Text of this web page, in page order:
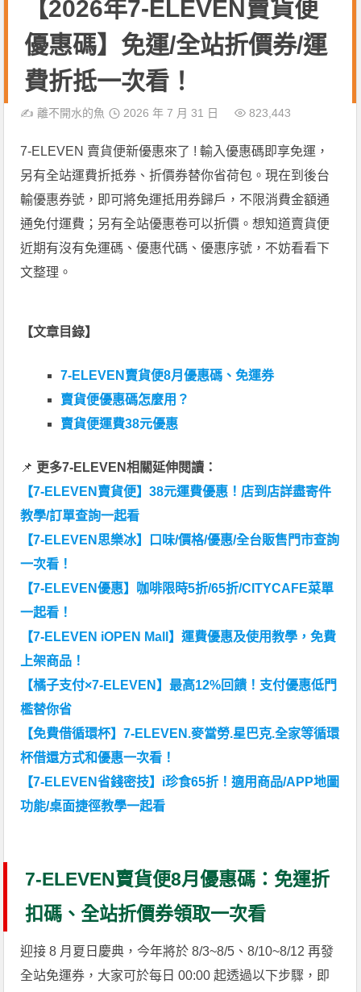
【2026年7-ELEVEN賣貨便
優惠碼】免運/全站折價券/運
費折抵一次看！
✍️離不開水的魚 2026 年 7 月 31 日 823,443
7-ELEVEN 賣貨便新優惠來了 ! 輸入優惠碼即享免運，
另有全站運費折抵券、折價券替你省荷包。現在到後台
輸優惠券號，即可將免運抵用券歸戶，不限消費金額通
通免付運費；另有全站優惠卷可以折價。想知道賣貨便
近期有沒有免運碼、優惠代碼、優惠序號，不妨看看下
文整理。
【文章目錄】
7-ELEVEN賣貨便8月優惠碼、免運券
賣貨便優惠碼怎麼用？
賣貨便運費38元優惠
📌 更多7-ELEVEN相關延伸閱讀：
【7-ELEVEN賣貨便】38元運費優惠！店到店詳盡寄件
教學/訂單查詢一起看
【7-ELEVEN思樂冰】口味/價格/優惠/全台販售門市查詢
一次看！
【7-ELEVEN優惠】咖啡限時5折/65折/CITYCAFE菜單
一起看！
【7-ELEVEN iOPEN Mall】運費優惠及使用教學，免費
上架商品！
【橘子支付×7-ELEVEN】最高12%回饋！支付優惠低門
檻替你省
【免費借循環杯】7-ELEVEN.麥當勞.星巴克.全家等循環
杯借還方式和優惠一次看！
【7-ELEVEN省錢密技】i珍食65折！適用商品/APP地圖
功能/桌面捷徑教學一起看
7-ELEVEN賣貨便8月優惠碼：免運折
扣碼、全站折價券領取一次看
迎接 8 月夏日慶典，今年將於 8/3~8/5、8/10~8/12 再發
全站免運券，大家可於每日 00:00 起透過以下步驟，即